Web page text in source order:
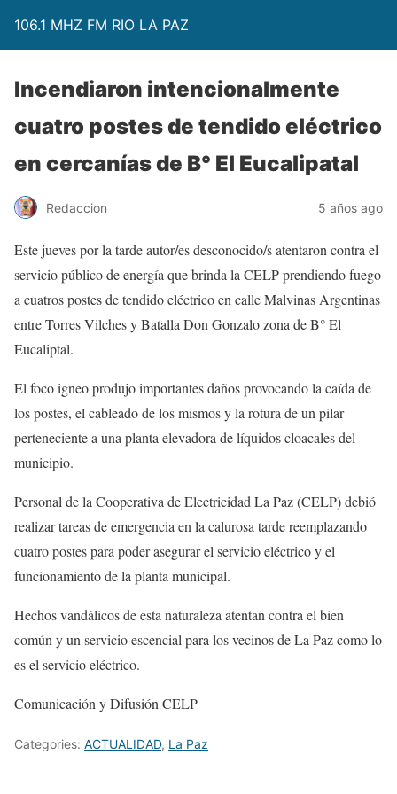
106.1 MHZ FM RIO LA PAZ
Incendiaron intencionalmente
cuatro postes de tendido eléctrico
en cercanías de B° El Eucalipatal
Redaccion 5 años ago
Este jueves por la tarde autor/es desconocido/s atentaron contra el
servicio público de energía que brinda la CELP prendiendo fuego
a cuatros postes de tendido eléctrico en calle Malvinas Argentinas
entre Torres Vilches y Batalla Don Gonzalo zona de B° El
Eucaliptal.
El foco igneo produjo importantes daños provocando la caída de
los postes, el cableado de los mismos y la rotura de un pilar
perteneciente a una planta elevadora de líquidos cloacales del
municipio.
Personal de la Cooperativa de Electricidad La Paz (CELP) debió
realizar tareas de emergencia en la calurosa tarde reemplazando
cuatro postes para poder asegurar el servicio eléctrico y el
funcionamiento de la planta municipal.
Hechos vandálicos de esta naturaleza atentan contra el bien
común y un servicio escencial para los vecinos de La Paz como lo
es el servicio eléctrico.
Comunicación y Difusión CELP
Categories: ACTUALIDAD, La Paz